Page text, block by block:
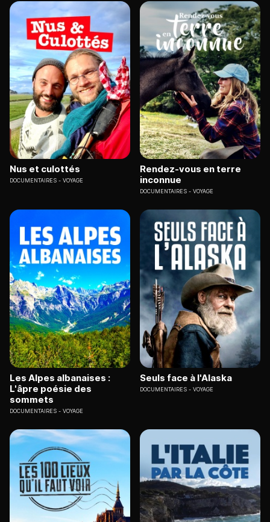
Nus et culottés
DOCUMENTAIRES VOYAGE
Rendez-vous en terre
inconnue
DOCUMENTAIRES VOYAGE
Les Alpes albanaises :
L'âpre poésie des
sommets
DOCUMENTAIRES VOYAGE
Seuls face à l'Alaska
DOCUMENTAIRES VOYAGE